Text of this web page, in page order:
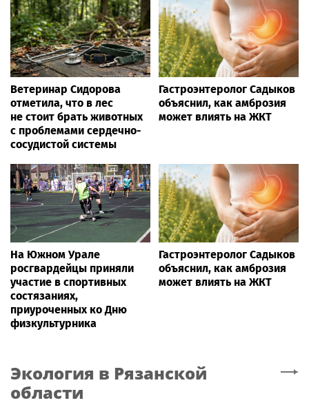
Ветеринар Сидорова
отметила, что в лес
не стоит брать животных
с проблемами сердечно-
сосудистой системы
Гастроэнтеролог Садыков
объяснил, как амброзия
может влиять на ЖКТ
На Южном Урале
росгвардейцы приняли
участие в спортивных
состязаниях,
приуроченных ко Дню
физкультурника
Гастроэнтеролог Садыков
объяснил, как амброзия
может влиять на ЖКТ
Экология в Рязанской
области